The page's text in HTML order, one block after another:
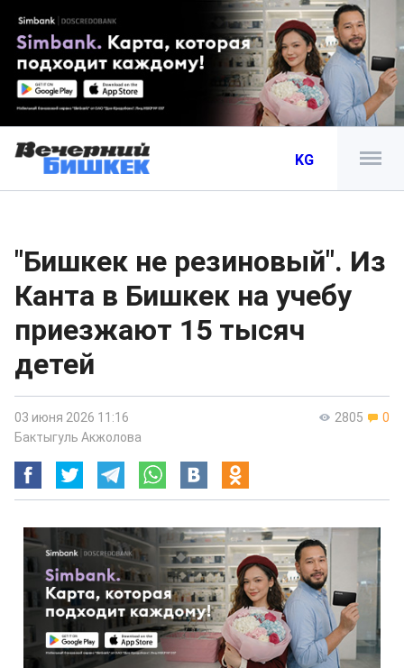
KG
"Бишкек не резиновый". Из
Канта в Бишкек на учебу
приезжают 15 тысяч
детей
2805 0
03 июня 2026 11:16
Бактыгуль Акжолова